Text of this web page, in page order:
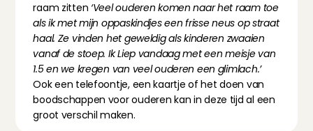
raam zitten ‘Veel ouderen komen naar het raam toe
als ik met mijn oppaskindjes een frisse neus op straat
haal. Ze vinden het geweldig als kinderen zwaaien
vanaf de stoep. Ik Liep vandaag met een meisje van
1.5 en we kregen van veel ouderen een glimlach.’
Ook een telefoontje, een kaartje of het doen van
boodschappen voor ouderen kan in deze tijd al een
groot verschil maken.